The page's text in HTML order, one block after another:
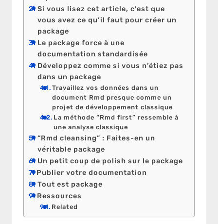
Si vous lisez cet article, c’est que
vous avez ce qu’il faut pour créer un
package
Le package force à une
documentation standardisée
Développez comme si vous n’étiez pas
dans un package
Travaillez vos données dans un
document Rmd presque comme un
projet de développement classique
La méthode “Rmd first” ressemble à
une analyse classique
“Rmd cleansing” : Faites-en un
véritable package
Un petit coup de polish sur le package
Publier votre documentation
Tout est package
Ressources
Related